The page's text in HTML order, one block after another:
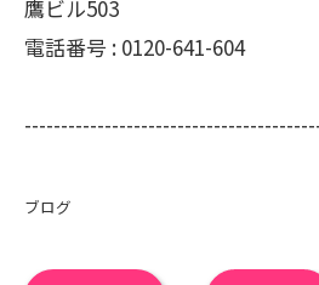
鷹ビル503
電話番号 : 0120-641-604
ブログ